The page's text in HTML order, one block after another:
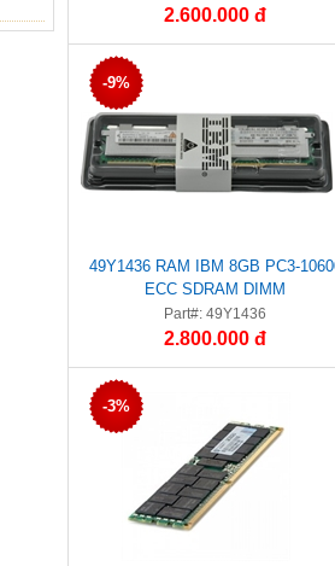
2.600.000 đ
-9%
49Y1436 RAM IBM 8GB PC3-
ECC SDRAM DIMM
Part#: 49Y1436
2.800.000 đ
-3%